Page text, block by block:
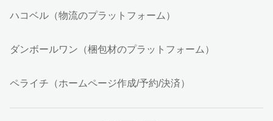
ハコベル（物流のプラットフォーム）
ダンボールワン（梱包材のプラットフォーム）
ペライチ（ホームページ作成/予約/決済）